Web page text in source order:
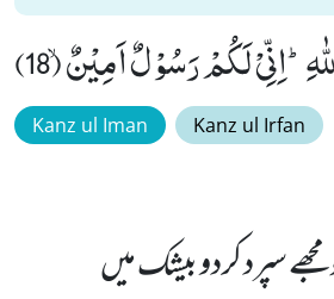
اِنِّیْ لَكُمْ رَسُوْلٌ اَمِیْنٌۙ (18)
Kanz ul Iman Kanz ul Irfan
سپرد کردو بیشک میں